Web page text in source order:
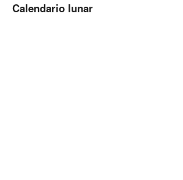
Calendario lunar